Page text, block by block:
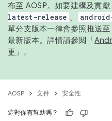
布至 AOSP。如要建構及貢
latest-release 。
單分支版本一律會參照推送
最新版本。詳情請參閱「
更 」。
AOSP 文件 安全性
這對你有幫助嗎？